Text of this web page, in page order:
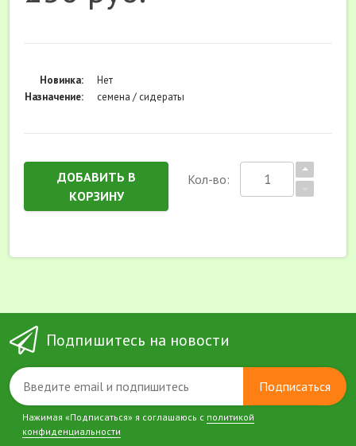
Новинка:
Нет
Назначение:
семена / сидераты
ДОБАВИТЬ В
КОРЗИНУ
Кол-во:
Подпишитесь на новости
Подписаться
Нажимая «Подписаться» я соглашаюсь с политикой
конфиденциальности